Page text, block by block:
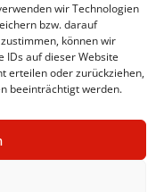
wir Technologien
bzw. darauf
können wir
IDs auf dieser Website
erteilen oder zurückziehen,
beeinträchtigt werden.